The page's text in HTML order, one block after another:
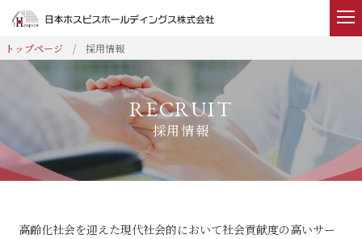
採用情報
採用情報
高齢化社会を迎えた現代社会的において社会貢献度の高いサー
ホーム
企業情報